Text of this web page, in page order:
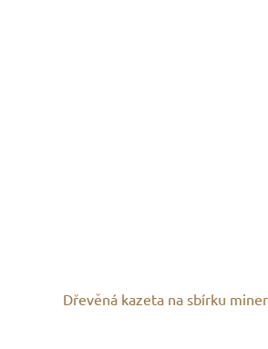
Dřevěná kazeta na sbírku